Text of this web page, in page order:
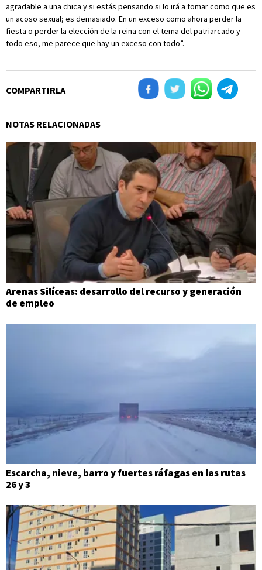
agradable a una chica y si estás pensando si lo irá a tomar como que es
un acoso sexual; es demasiado. En un exceso como ahora perder la
fiesta o perder la elección de la reina con el tema del patriarcado y
todo eso, me parece que hay un exceso con todo”.
COMPARTIRLA
NOTAS RELACIONADAS
Arenas Silíceas: desarrollo del recurso y generación
de empleo
Escarcha, nieve, barro y fuertes ráfagas en las rutas
26 y 3